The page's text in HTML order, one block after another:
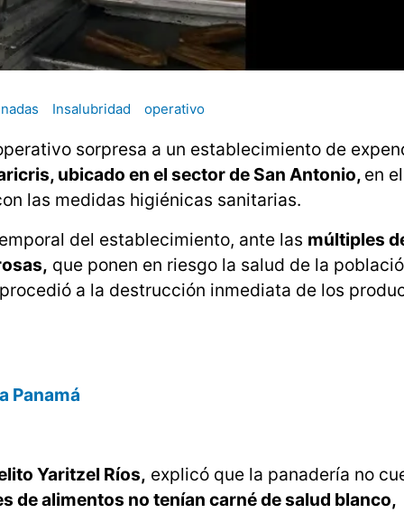
Insalubridad operativo
sorpresa a un establecimiento de
ubicado en el sector de San Antonio, en el
las medidas higiénicas sanitarias.
del establecimiento, ante las múltiples
que ponen en riesgo la salud de la
a la destrucción inmediata de los
Panamá
Yaritzel Ríos, explicó que la panadería no
de alimentos no tenían carné de salud blanco,